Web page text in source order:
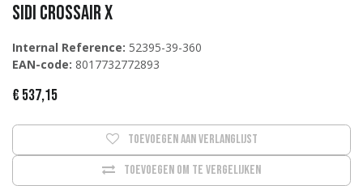
Sidi Crossair X
Internal Reference: 52395-39-360
EAN-code: 8017732772893
€ 537,15
Toevoegen om te vergelijken
Toevoegen aan verlanglijst